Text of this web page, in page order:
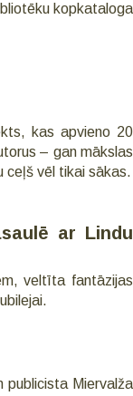
kopkataloga
kas apvieno 20
– gan mākslas
ceļš vēl tikai sākas.
ar Lindu
veltīta fantāzijas
publicista Miervalža